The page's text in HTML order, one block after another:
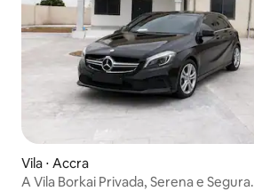
Vila ⋅ Accra
A Vila Borkai Privada, Serena e Segura.